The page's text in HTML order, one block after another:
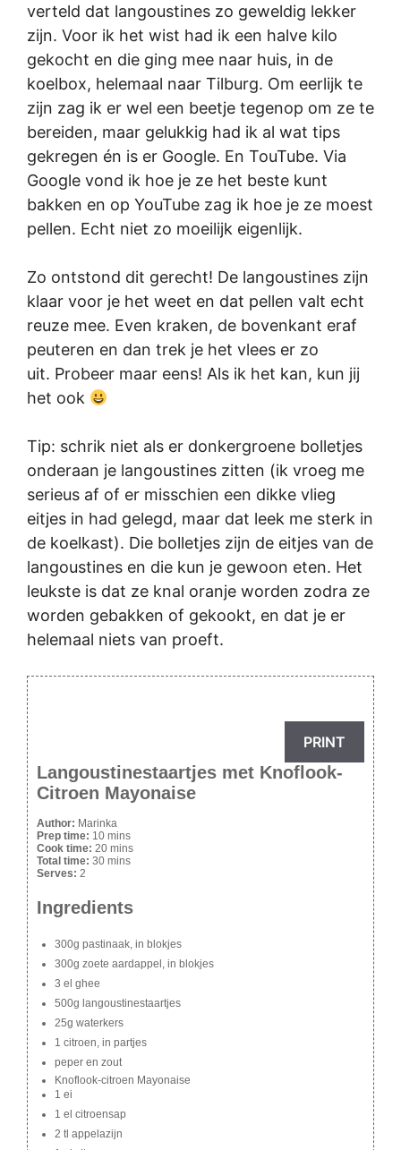
verteld dat langoustines zo geweldig lekker
zijn. Voor ik het wist had ik een halve kilo
gekocht en die ging mee naar huis, in de
koelbox, helemaal naar Tilburg. Om eerlijk te
zijn zag ik er wel een beetje tegenop om ze te
bereiden, maar gelukkig had ik al wat tips
gekregen én is er Google. En TouTube. Via
Google vond ik hoe je ze het beste kunt
bakken en op YouTube zag ik hoe je ze moest
pellen. Echt niet zo moeilijk eigenlijk.
Zo ontstond dit gerecht! De langoustines zijn
klaar voor je het weet en dat pellen valt echt
reuze mee. Even kraken, de bovenkant eraf
peuteren en dan trek je het vlees er zo
uit. Probeer maar eens! Als ik het kan, kun jij
het ook
Tip: schrik niet als er donkergroene bolletjes
onderaan je langoustines zitten (ik vroeg me
serieus af of er misschien een dikke vlieg
eitjes in had gelegd, maar dat leek me sterk in
de koelkast). Die bolletjes zijn de eitjes van de
langoustines en die kun je gewoon eten. Het
leukste is dat ze knal oranje worden zodra ze
worden gebakken of gekookt, en dat je er
helemaal niets van proeft.
PRINT
Langoustinestaartjes met Knoflook-
Citroen Mayonaise
Author: Marinka
Prep time: 10 mins
Cook time: 20 mins
Total time: 30 mins
Serves: 2
Ingredients
300g pastinaak, in blokjes
300g zoete aardappel, in blokjes
3 el ghee
500g langoustinestaartjes
25g waterkers
1 citroen, in partjes
peper en zout
Knoflook-citroen Mayonaise
1 ei
1 el citroensap
2 tl appelazijn